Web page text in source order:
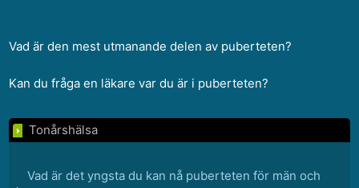
Vad är den mest utmanande delen av puberteten?
Kan du fråga en läkare var du är i puberteten?
Tonårshälsa
Vad är det yngsta du kan nå puberteten för män och